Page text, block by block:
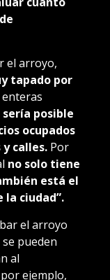
el arroyo,
tapado por
enteras
sería posible
ocupados
calles. Por
no solo tiene
está el
la ciudad”.
el arroyo
pueden
al
ejemplo,